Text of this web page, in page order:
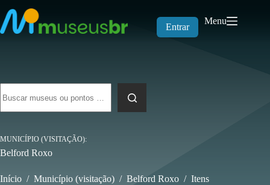
para
o
conteúdo
Entrar
Menu
resultados
MUNICÍPIO (VISITAÇÃO)
Belford Roxo
Início / Município (visitação) / Belford Roxo / Itens